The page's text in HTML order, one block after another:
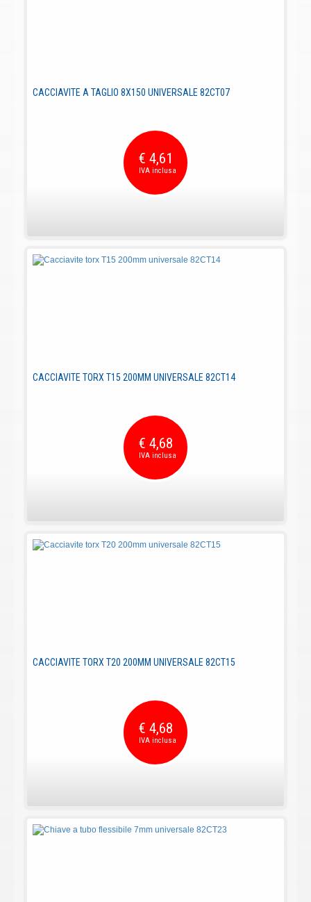
CACCIAVITE A TAGLIO 8X150 UNIVERSALE 82CT07
€ 4,61
CACCIAVITE TORX T15 200MM UNIVERSALE 82CT14
€ 4,68
CACCIAVITE TORX T20 200MM UNIVERSALE 82CT15
€ 4,68